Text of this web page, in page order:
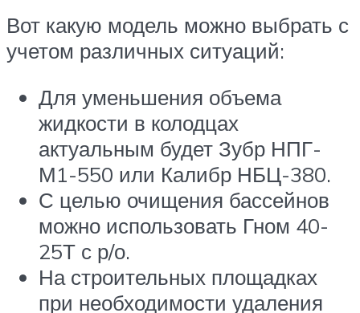
Вот какую модель можно выбрать с
учетом различных ситуаций:
Для уменьшения объема
жидкости в колодцах
актуальным будет Зубр НПГ-
М1-550 или Калибр НБЦ-380.
С целью очищения бассейнов
можно использовать Гном 40-
25Т с р/о.
На строительных площадках
при необходимости удаления